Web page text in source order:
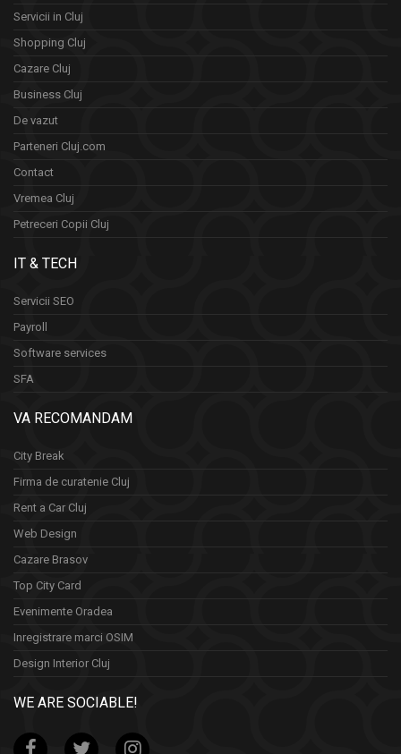
Servicii in Cluj
Shopping Cluj
Cazare Cluj
Business Cluj
De vazut
Parteneri Cluj.com
Contact
Vremea Cluj
Petreceri Copii Cluj
IT & TECH
Servicii SEO
Payroll
Software services
SFA
VA RECOMANDAM
City Break
Firma de curatenie Cluj
Rent a Car Cluj
Web Design
Cazare Brasov
Top City Card
Evenimente Oradea
Inregistrare marci OSIM
Design Interior Cluj
WE ARE SOCIABLE!